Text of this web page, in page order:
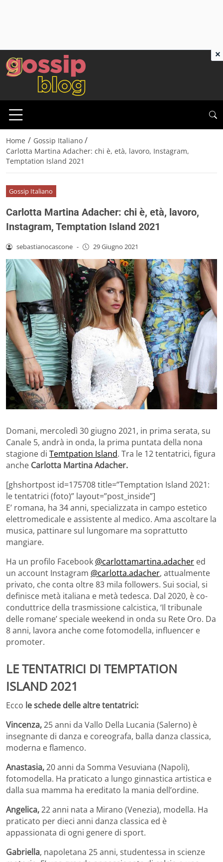
Home / Gossip Italiano /
Carlotta Martina Adacher: chi è, età, lavoro, Instagram,
Temptation Island 2021
Gossip Italiano
Carlotta Martina Adacher: chi è, età, lavoro,
Instagram, Temptation Island 2021
sebastianocascone - 29 Giugno 2021
Domani, mercoledì 30 giugno 2021, in prima serata, su
Canale 5, andrà in onda, la prima puntata della nona
stagione di Temtpation Island. Tra le 12 tentatrici, figura
anche Carlotta Martina Adacher.
[ghshortpost id=175708 title=”Temptation Island 2021:
le tentatrici (foto)” layout=”post_inside”]
E’ romana, ha 34 anni, specializzata in campo estetico
elettromedicale e assistente al medico. Ama ascoltare la
musica, pattinare sul lungomare ma soprattutto
mangiare.
Ha un profilo Facebook @carlottamartina.adacher ed
un account Instagram @carlotta.adacher, attualmente
privato, che conta oltre 83 mila followers. Sui social, si
definisce metà italiana e metà tedesca. Dal 2020, è co-
conduttrice della trasmissione calcistica, ‘Il tribunale
delle romane’ speciale weekend in onda su Rete Oro. Da
8 anni, lavora anche come fotomodella, influencer e
promoter.
LE TENTATRICI DI TEMPTATION
ISLAND 2021
Ecco le schede delle altre tentatrici:
Vincenza,25 anni da Vallo Della Lucania (Salerno) è
insegnante di danza e coreografa, balla danza classica,
moderna e flamenco.
Anastasia,20 anni da Somma Vesuviana (Napoli),
fotomodella. Ha praticato a lungo ginnastica artistica e
dalla sua mamma ha ereditato la mania dell’ordine.
Angelica,22 anni nata a Mirano (Venezia), modella. Ha
praticato per dieci anni danza classica ed è
appassionata di ogni genere di sport.
Gabriella, napoletana 25 anni, studentessa in scienze
×